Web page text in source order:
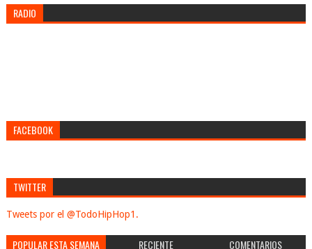
RADIO
FACEBOOK
TWITTER
Tweets por el @TodoHipHop1.
POPULAR ESTA SEMANA RECIENTE COMENTARIOS